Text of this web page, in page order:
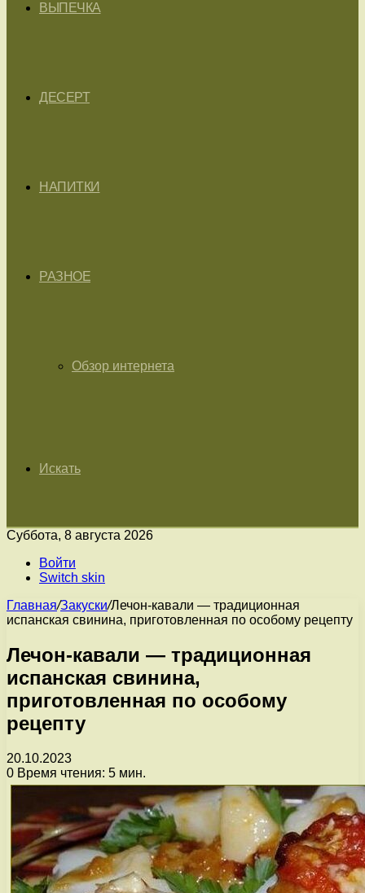
ВЫПЕЧКА
ДЕСЕРТ
НАПИТКИ
РАЗНОЕ
Обзор интернета
Искать
Суббота, 8 августа 2026
Войти
Switch skin
Главная/Закуски/Лечон-кавали — традиционная
испанская свинина, приготовленная по особому рецепту
Лечон-кавали — традиционная
испанская свинина,
приготовленная по особому
рецепту
20.10.2023
0 Время чтения: 5 мин.